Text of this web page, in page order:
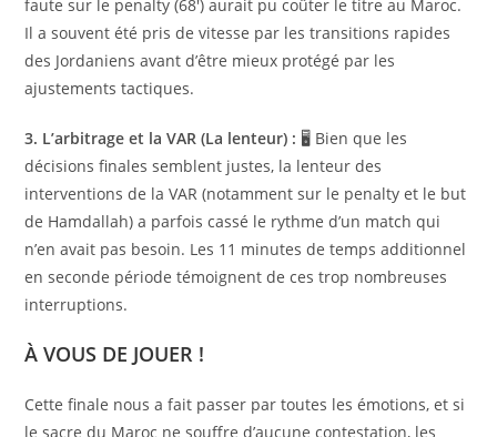
faute sur le penalty (68′) aurait pu coûter le titre au Maroc.
Il a souvent été pris de vitesse par les transitions rapides
des Jordaniens avant d’être mieux protégé par les
ajustements tactiques.
3. L’arbitrage et la VAR (La lenteur) : 🖥️ Bien que les
décisions finales semblent justes, la lenteur des
interventions de la VAR (notamment sur le penalty et le but
de Hamdallah) a parfois cassé le rythme d’un match qui
n’en avait pas besoin. Les 11 minutes de temps additionnel
en seconde période témoignent de ces trop nombreuses
interruptions.
À VOUS DE JOUER !
Cette finale nous a fait passer par toutes les émotions, et si
le sacre du Maroc ne souffre d’aucune contestation, les